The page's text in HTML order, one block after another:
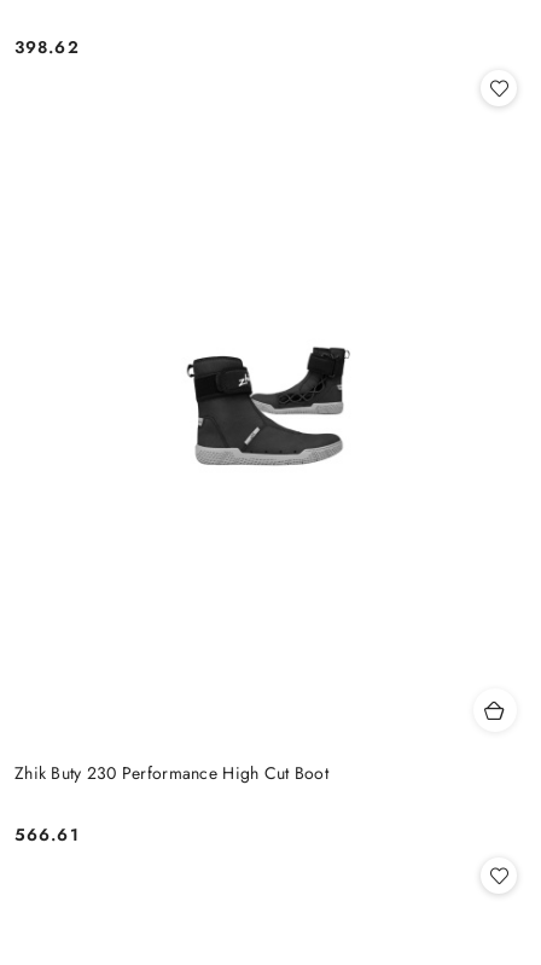
Cena:
398.62
Zhik Buty 230 Performance High Cut Boot
Cena:
566.61